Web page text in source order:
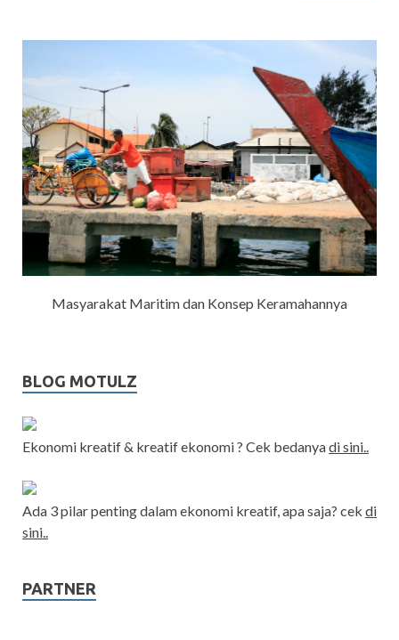
Masyarakat Maritim dan Konsep Keramahannya
BLOG MOTULZ
Ekonomi kreatif & kreatif ekonomi ? Cek bedanyadi sini..
Ada 3 pilar penting dalam ekonomi kreatif, apa saja? cek di
sini..
PARTNER